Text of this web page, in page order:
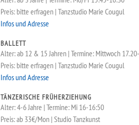
Preis: bitte erfragen | Tanzstudio Marie Cougul
Infos und Adresse
BALLETT
Alter: ab 12 & 15 Jahren | Termine: Mittwoch
Preis: bitte erfragen | Tanzstudio Marie Cougul
Infos und Adresse
TÄNZERISCHE FRÜHERZIEHUNG
Alter: 4-6 Jahre | Termine: Mi 16-16:50
Preis: ab 33€/Mon | Studio Tanzkunst